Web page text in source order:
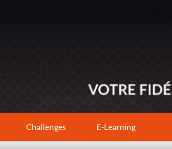
Challenges E-Learning